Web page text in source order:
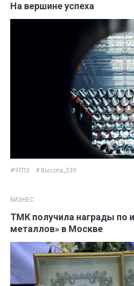
На вершине успеха
#ЧТПЗ # Высота_239
БИЗНЕС
ТМК получила награды по
металлов» в Москве